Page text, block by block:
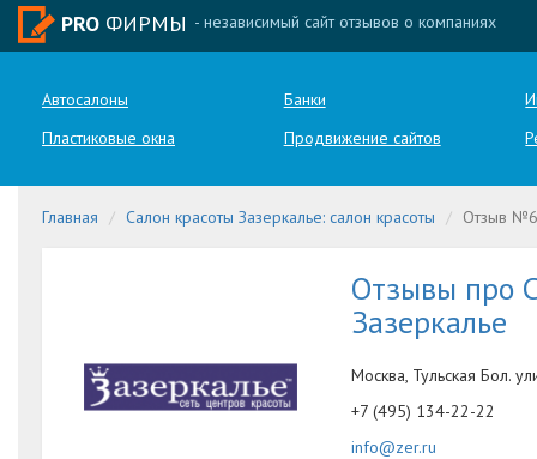
PRO ФИРМЫ - независимый сайт отзывов о компаниях
Автосалоны Банки
Пластиковые окна
Продвижение сайтов
Главная Салон красоты Зазеркалье: салон красоты Отзыв
Отзывы про
Зазеркалье
Москва, Тульская Бол.
+7 (495) 134-22-22
info@zer.ru